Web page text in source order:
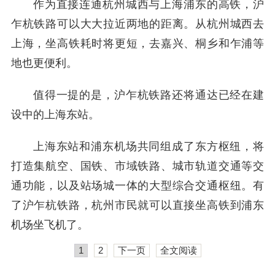
作为直接连通杭州城西与上海浦东的高铁，沪
乍杭铁路可以大大拉近两地的距离。从杭州城西去
上海，坐高铁耗时将更短，去嘉兴、桐乡和乍浦等
地也更便利。
值得一提的是，沪乍杭铁路还将通达已经在建
设中的上海东站。
上海东站和浦东机场共同组成了东方枢纽，将
打造集航空、国铁、市域铁路、城市轨道交通等交
通功能，以及站场城一体的大型综合交通枢纽。有
了沪乍杭铁路，杭州市民就可以直接坐高铁到浦东
机场坐飞机了。
1 2 下一页 全文阅读